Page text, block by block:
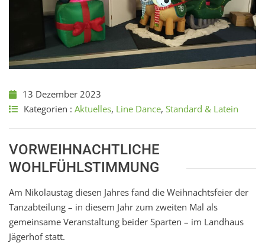
13 Dezember 2023
Kategorien : Aktuelles, Line Dance, Standard & Latein
VORWEIHNACHTLICHE
WOHLFÜHLSTIMMUNG
Am Nikolaustag diesen Jahres fand die Weihnachtsfeier der
Tanzabteilung – in diesem Jahr zum zweiten Mal als
gemeinsame Veranstaltung beider Sparten – im Landhaus
Jägerhof statt.